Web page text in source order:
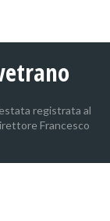
registrata al
Francesco